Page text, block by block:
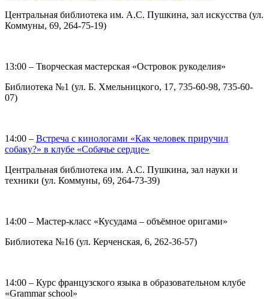
Центральная библиотека им. А.С. Пушкина, зал искусства (ул.
Коммуны, 69, 264-75-19)
13:00 – Творческая мастерская «Островок рукоделия»
Библиотека №1 (ул. Б. Хмельницкого, 17, 735-60-98, 735-60-
07)
14:00 – Встреча с кинологами «Как человек приручил
собаку?» в клубе «Собачье сердце»
Центральная библиотека им. А.С. Пушкина, зал науки и
техники (ул. Коммуны, 69, 264-73-39)
14:00 – Мастер-класс «Кусудама – объёмное оригами»
Библиотека №16 (ул. Керченская, 6, 262-36-57)
14:00 – Курс французского языка в образовательном клубе
«Grammar school»